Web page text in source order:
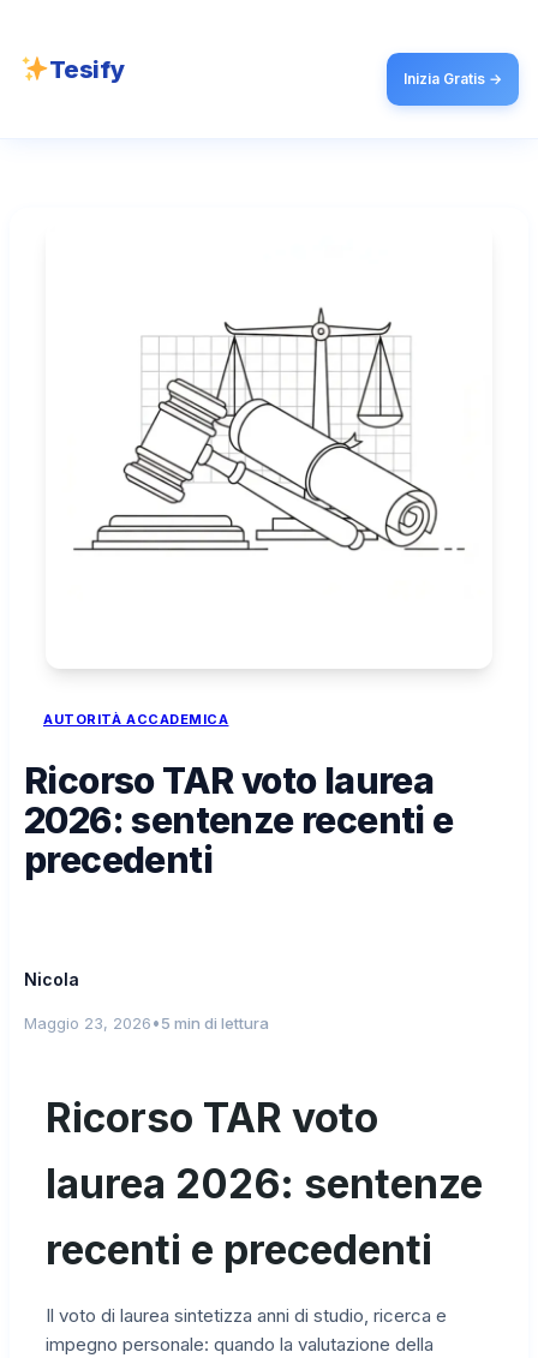
Tesify Inizia Gratis →
AUTORITÀ ACCADEMICA
Ricorso TAR voto laurea
2026: sentenze recenti e
precedenti
Nicola
Maggio 23, 2026•5 min di lettura
Ricorso TAR voto
laurea 2026: sentenze
recenti e precedenti
Il voto di laurea sintetizza anni di studio, ricerca e
impegno personale: quando la valutazione della